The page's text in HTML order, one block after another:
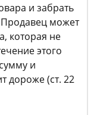
и забрать
Продавец может
которая не
этого
и
дороже (ст. 22